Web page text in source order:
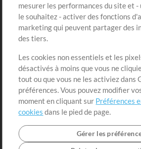
Acheter des crédits
Contenu gratuit
Extras
Sessions
Soumettre votre contenu
Listes de lecture
Conférence MT
mesurer les performances du site et -
le souhaitez - activer des fonctions
marketing qui peuvent partager des
des tiers.
Les cookies non essentiels et les
désactivés à moins que vous ne
tout ou que vous ne les activiez dans
préférences. Vous pouvez modifier
moment en cliquant sur Préférences
cookies dans le pied de page.
Gérer les